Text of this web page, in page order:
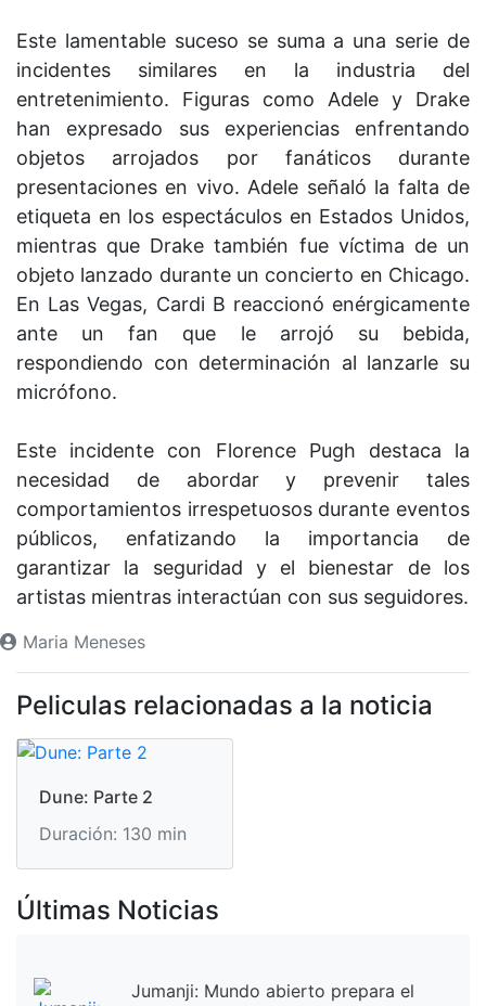
Este lamentable suceso se suma a una serie de
incidentes similares en la industria del
entretenimiento. Figuras como Adele y Drake
han expresado sus experiencias enfrentando
objetos arrojados por fanáticos durante
presentaciones en vivo. Adele señaló la falta de
etiqueta en los espectáculos en Estados Unidos,
mientras que Drake también fue víctima de un
objeto lanzado durante un concierto en Chicago.
En Las Vegas, Cardi B reaccionó enérgicamente
ante un fan que le arrojó su bebida,
respondiendo con determinación al lanzarle su
micrófono.
Este incidente con Florence Pugh destaca la
necesidad de abordar y prevenir tales
comportamientos irrespetuosos durante eventos
públicos, enfatizando la importancia de
garantizar la seguridad y el bienestar de los
artistas mientras interactúan con sus seguidores.
Maria Meneses
Peliculas relacionadas a la noticia
Dune: Parte 2
Duración: 130 min
Últimas Noticias
Jumanji: Mundo abierto prepara el